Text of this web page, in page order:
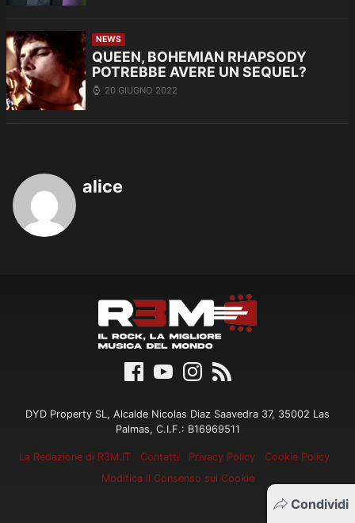
NEWS
QUEEN, BOHEMIAN RHAPSODY
POTREBBE AVERE UN SEQUEL?
20 GIUGNO 2022
alice
Condividi
DYD Property SL, Alcalde Nicolas Diaz Saavedra 37, 35002 Las
Palmas, C.I.F.: B16969511
La Redazione di R3M.IT Contatti Privacy Policy
Cookie Policy
Modifica il Consenso sui Cookie